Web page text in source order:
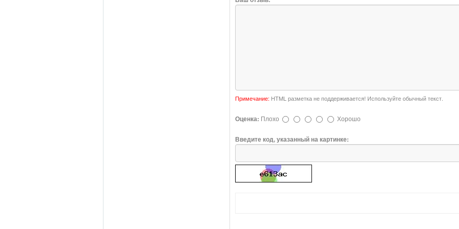
Примечание: HTML разметка не поддерживается! Используйте обычный текст.
Оценка: Плохо Хорошо
Введите код, указанный на картинке: